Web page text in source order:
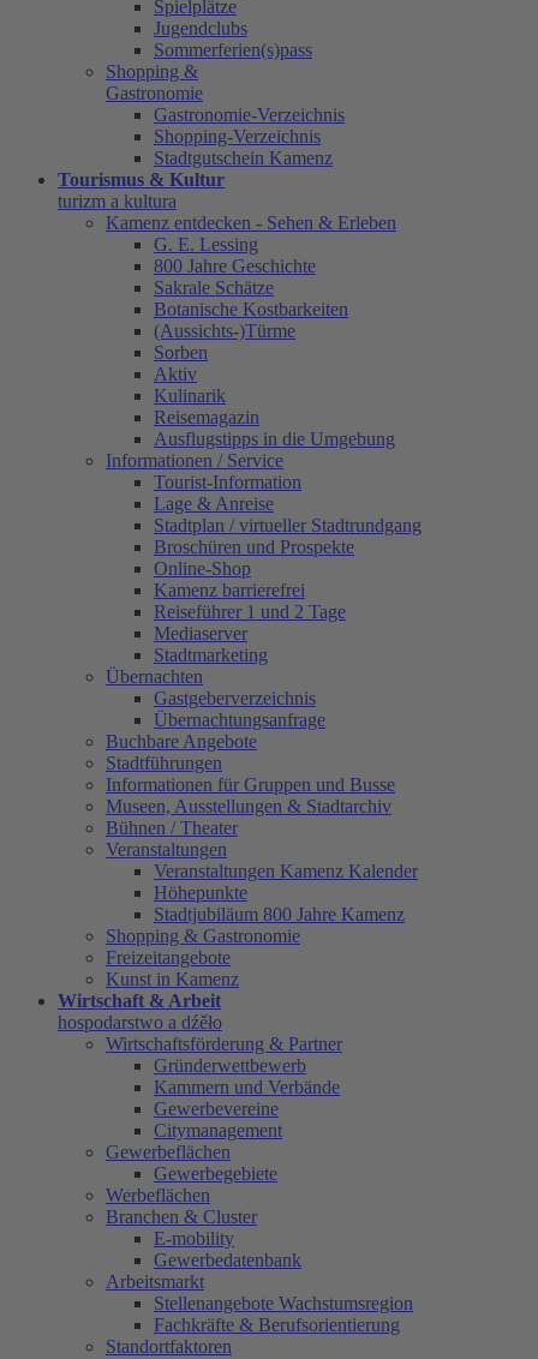
Spielplätze
Jugendclubs
Sommerferien(s)pass
Shopping &
Gastronomie
Gastronomie-Verzeichnis
Shopping-Verzeichnis
Stadtgutschein Kamenz
Tourismus & Kultur
turizm a kultura
Kamenz entdecken - Sehen & Erleben
G. E. Lessing
800 Jahre Geschichte
Sakrale Schätze
Botanische Kostbarkeiten
(Aussichts-)Türme
Sorben
Aktiv
Kulinarik
Reisemagazin
Ausflugstipps in die Umgebung
Informationen / Service
Tourist-Information
Lage & Anreise
Stadtplan / virtueller Stadtrundgang
Broschüren und Prospekte
Online-Shop
Kamenz barrierefrei
Reiseführer 1 und 2 Tage
Mediaserver
Stadtmarketing
Übernachten
Gastgeberverzeichnis
Übernachtungsanfrage
Buchbare Angebote
Stadtführungen
Informationen für Gruppen und Busse
Museen, Ausstellungen & Stadtarchiv
Bühnen / Theater
Veranstaltungen
Veranstaltungen Kamenz Kalender
Höhepunkte
Stadtjubiläum 800 Jahre Kamenz
Shopping & Gastronomie
Freizeitangebote
Kunst in Kamenz
Wirtschaft & Arbeit
hospodarstwo a dźěło
Wirtschaftsförderung & Partner
Gründerwettbewerb
Kammern und Verbände
Gewerbevereine
Citymanagement
Gewerbeflächen
Gewerbegebiete
Werbeflächen
Branchen & Cluster
E-mobility
Gewerbedatenbank
Arbeitsmarkt
Stellenangebote Wachstumsregion
Fachkräfte & Berufsorientierung
Standortfaktoren